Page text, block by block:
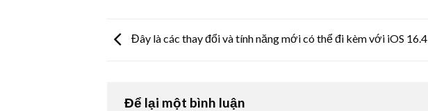
Đây là các thay đổi và tính năng mới có thể đi kèm với iOS 16.4
Để lại một bình luận